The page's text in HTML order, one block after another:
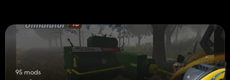
95 mods